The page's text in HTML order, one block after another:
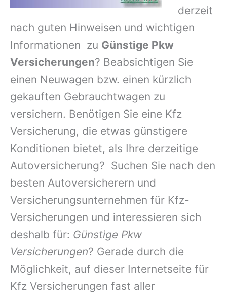
derzeit
nach guten Hinweisen und wichtigen
Informationen zu Günstige Pkw
Versicherungen? Beabsichtigen Sie
einen Neuwagen bzw. einen kürzlich
gekauften Gebrauchtwagen zu
versichern. Benötigen Sie eine Kfz
Versicherung, die etwas günstigere
Konditionen bietet, als Ihre derzeitige
Autoversicherung? Suchen Sie nach den
besten Autoversicherern und
Versicherungsunternehmen für Kfz-
Versicherungen und interessieren sich
deshalb für: Günstige Pkw
Versicherungen? Gerade durch die
Möglichkeit, auf dieser Internetseite für
Kfz Versicherungen fast aller